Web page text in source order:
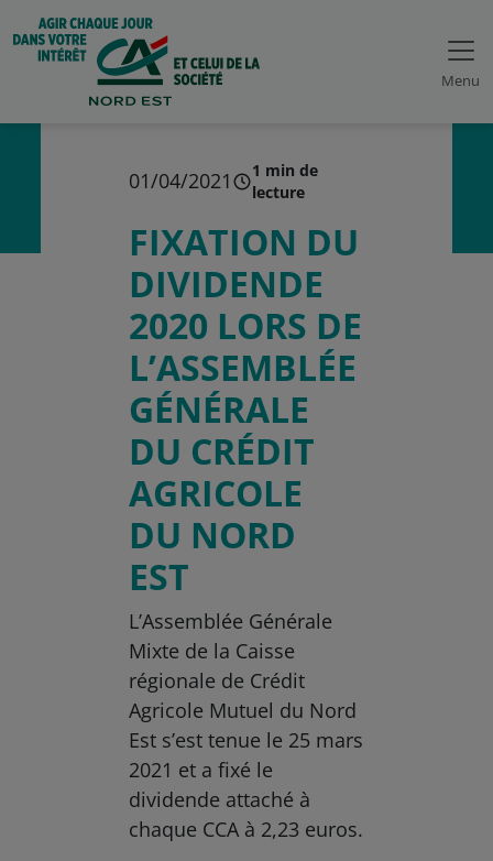
Menu
01/04/2021
1 min de
lecture
FIXATION DU
DIVIDENDE
2020 LORS DE
L’ASSEMBLÉE
GÉNÉRALE
DU CRÉDIT
AGRICOLE
DU NORD
EST
L’Assemblée Générale
Mixte de la Caisse
régionale de Crédit
Agricole Mutuel du Nord
Est s’est tenue le 25 mars
2021 et a fixé le
dividende attaché à
chaque CCA à 2,23 euros.